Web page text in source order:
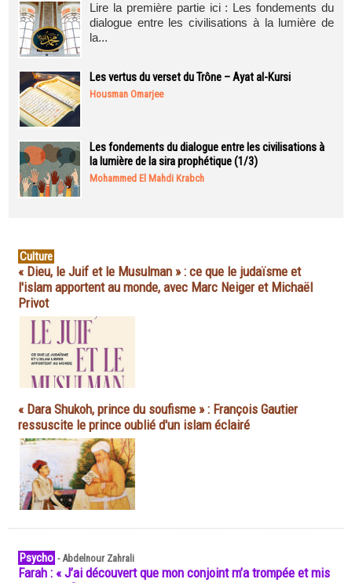
Lire la première partie ici : Les fondements du
dialogue entre les civilisations à la lumière de
la...
Les vertus du verset du Trône – Ayat al-Kursi
Housman Omarjee
Les fondements du dialogue entre les civilisations à
la lumière de la sira prophétique (1/3)
Mohammed El Mahdi Krabch
Culture
« Dieu, le Juif et le Musulman » : ce que le judaïsme et
l'islam apportent au monde, avec Marc Neiger et Michaël
Privot
« Dara Shukoh, prince du soufisme » : François Gautier
ressuscite le prince oublié d'un islam éclairé
Psycho -Abdelnour Zahrali
Farah : « J’ai découvert que mon conjoint m’a trompée et mis